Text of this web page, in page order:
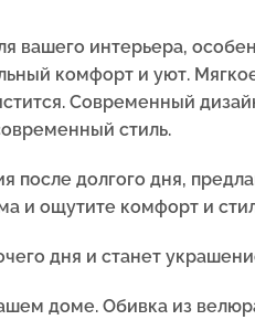
вашего интерьера,
комфорт и уют.
Современный
стиль.
после долгого дня,
и ощутите комфорт и
дня и станет
доме. Обивка из